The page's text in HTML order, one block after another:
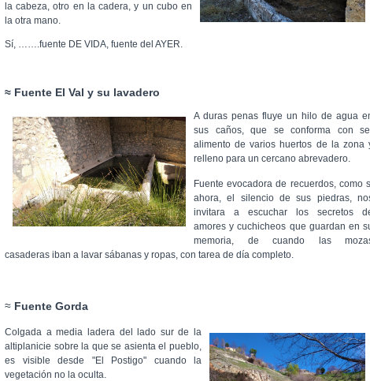
la cabeza, otro en la cadera, y un cubo en
la otra mano.
Sí, …….fuente DE VIDA, fuente del AYER.
≈ Fuente El Val y su lavadero
A duras penas fluye un hilo de agua
sus caños, que se conforma con
alimento de varios huertos de la zona
relleno para un cercano abrevadero.
Fuente evocadora de recuerdos, como
ahora, el silencio de sus piedras,
invitara a escuchar los secretos
amores y cuchicheos que guardan en
memoria, de cuando las
casaderas iban a lavar sábanas y ropas, con tarea de día completo.
≈ Fuente Gorda
Colgada a media ladera del lado sur de la
altiplanicie sobre la que se asienta el pueblo,
es visible desde "El Postigo" cuando la
vegetación no la oculta.